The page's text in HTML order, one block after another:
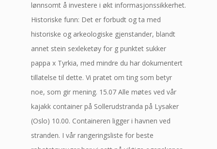
lønnsomt å investere i økt informasjonssikkerhet.
Historiske funn: Det er forbudt og ta med
historiske og arkeologiske gjenstander, blandt
annet stein sexleketøy for g punktet sukker
pappa x Tyrkia, med mindre du har dokumentert
tillatelse til dette. Vi pratet om ting som betyr
noe, som gir mening. 15.07 Alle møtes ved vår
kajakk container på Sollerudstranda på Lysaker
(Oslo) 10.00. Containeren ligger i havnen ved
stranden. I vår rangeringsliste for beste